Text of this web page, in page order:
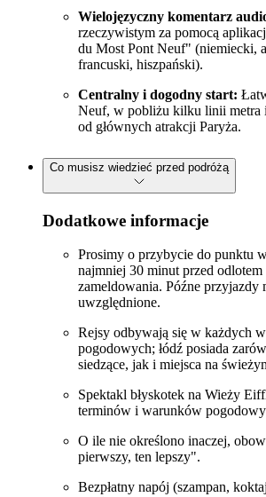
Wielojęzyczny komentarz
rzeczywistym za pomocą
du Most Pont Neuf" (niemiecki,
francuski, hiszpański).
Centralny i dogodny start:
Neuf, w pobliżu kilku linii metra i
od głównych atrakcji Paryża.
Co musisz wiedzieć przed podróżą
Dodatkowe informacje
Prosimy o przybycie do punktu
najmniej 30 minut przed
zameldowania. Późne przyjazdy
uwzględnione.
Rejsy odbywają się w każdych
pogodowych; łódź posiada
siedzące, jak i miejsca na
Spektakl błyskotek na Wieży
terminów i warunków
O ile nie określono inaczej,
pierwszy, ten lepszy".
Bezpłatny napój (szampan,